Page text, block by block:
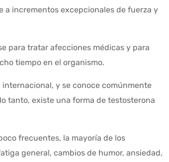
incrementos excepcionales de fuerza y
para tratar afecciones médicas y para
tiempo en el organismo.
y se conoce comúnmente
tanto, existe una forma de testosterona
frecuentes, la mayoría de los
general, cambios de humor, ansiedad,